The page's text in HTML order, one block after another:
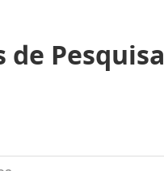
de Pesquisa